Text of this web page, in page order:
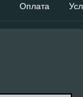
Оплата